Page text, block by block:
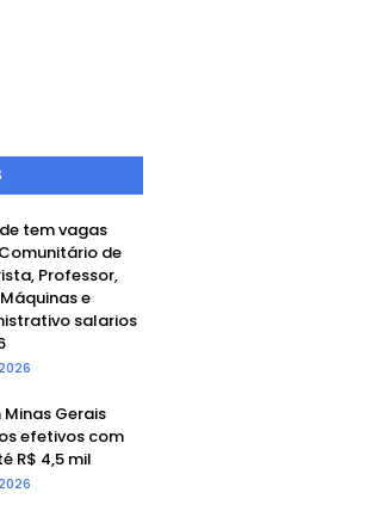
tem vagas
de
Professor,
e
salarios
Gerais
efetivos com
R$ 4,5 mil